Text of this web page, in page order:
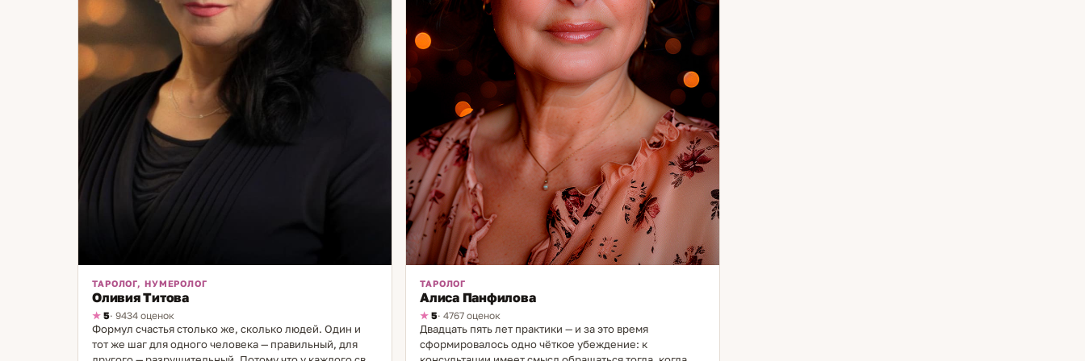
мира. Это наполняет её энергией, которую она щедро
передаёт своим клиентам. Если вы ищете
профессионала, способного точно определить суть
проблемы и направить вас к решению, консультация
Яны Суворовой станет надёжным шагом к внутренней
гармонии и жизненной ясности.
ТАРОЛОГ, НУМЕРОЛОГ
Оливия Титова
5· 9434 оценок
Формул счастья столько же, сколько людей. Один и
тот же шаг для одного человека — правильный, для
ТАРОЛОГ
Алиса Панфилова
5· 4767 оценок
Двадцать пять лет практики — и за это время
сформировалось одно чёткое убеждение: к